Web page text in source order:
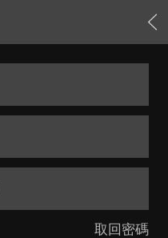
取回密碼